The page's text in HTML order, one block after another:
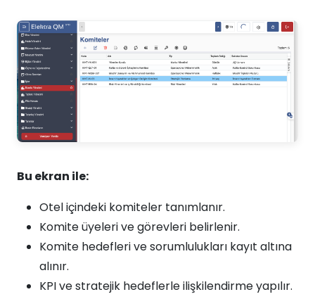
Bu ekran ile:
Otel içindeki komiteler tanımlanır.
Komite üyeleri ve görevleri belirlenir.
Komite hedefleri ve sorumlulukları kayıt altına
alınır.
KPI ve stratejik hedeflerle ilişkilendirme yapılır.